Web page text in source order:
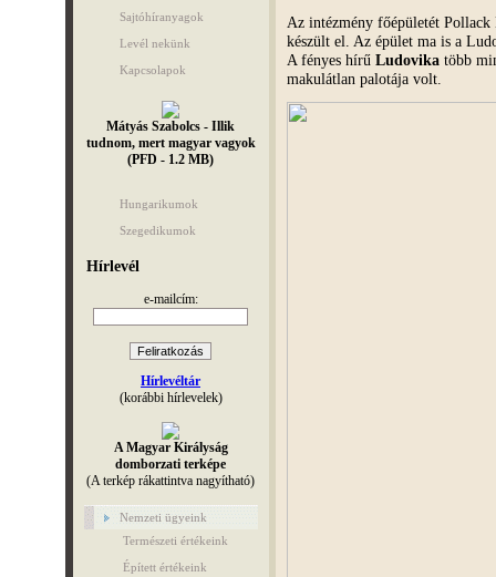
Sajtóhíranyagok
Levél nekünk
Kapcsolapok
Mátyás Szabolcs - Illik
tudnom, mert magyar vagyok
(PFD - 1.2 MB)
Hungarikumok
Szegedikumok
Hírlevél
e-mailcím:
Hírlevéltár
(korábbi hírlevelek)
A Magyar Királyság
domborzati terképe
(A terkép rákattintva nagyítható)
Nemzeti ügyeink
Természeti értékeink
Épített értékeink
Az intézmény főépületét
készült el. Az épület ma is a
A fényes hírű Ludovikatöbb
makulátlan palotája volt.